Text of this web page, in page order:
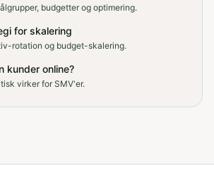
budgetter og optimering.
for skalering
rotation og budget-skalering.
kunder online?
virker for SMV'er.